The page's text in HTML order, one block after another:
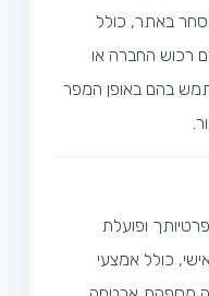
באתר, כולל
רכוש החברה או
בהם באופן המפר
ופועלת
כולל אמצעי